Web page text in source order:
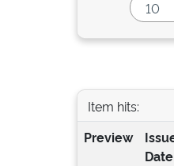
Item hits:
Preview
Date